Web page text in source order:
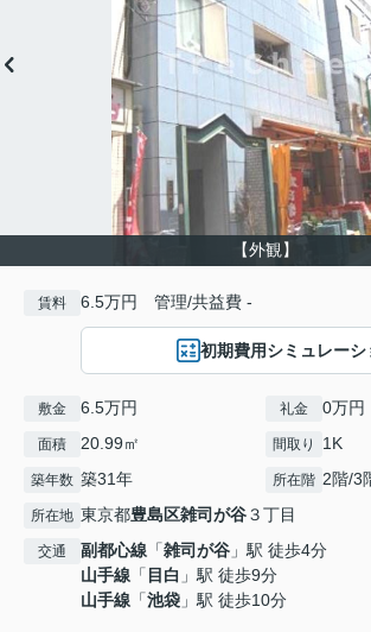
【外観】
賃料 6.5万円 管理/共益費 -
初期費用シミュレーシ
敷金 6.5万円 礼金 0万円
面積 20.99㎡ 間取り 1K
築年数 築31年 所在階 2階/3
所在地 東京都豊島区雑司が谷３丁目
交通 副都心線 「雑司が谷 」駅 徒歩4分
山手線 「 目白 」駅 徒歩9分
山手線 「池袋 」駅 徒歩10分